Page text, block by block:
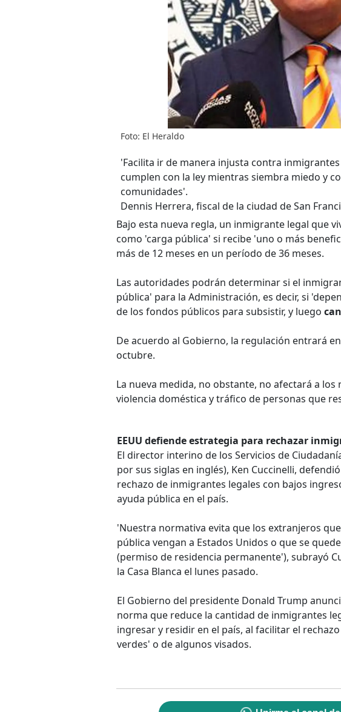
Foto: El Heraldo
'Facilita ir de manera injusta contra
cumplen con la ley mientras siembra miedo y
comunidades'.
Dennis Herrera, fiscal de la ciudad de San
Bajo esta nueva regla, un inmigrante legal que
como 'carga pública' si recibe 'uno o más
más de 12 meses en un período de 36 meses.
Las autoridades podrán determinar si el
pública' para la Administración, es decir, si
de los fondos públicos para subsistir, y luego
De acuerdo al Gobierno, la regulación entrará
octubre.
La nueva medida, no obstante, no afectará a
violencia doméstica y tráfico de personas que
EEUU defiende estrategia para rechazar
El director interino de los Servicios de
por sus siglas en inglés), Ken Cuccinelli,
rechazo de inmigrantes legales con bajos
ayuda pública en el país.
'Nuestra normativa evita que los extranjeros
pública vengan a Estados Unidos o que se
(permiso de residencia permanente'), subrayó
la Casa Blanca el lunes pasado.
El Gobierno del presidente Donald Trump
norma que reduce la cantidad de inmigrantes
ingresar y residir en el país, al facilitar el
verdes' o de algunos visados.